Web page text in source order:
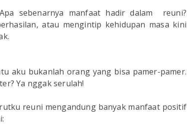
sebenarnya manfaat hadir dalam reuni?
atau mengintip kehidupan masa kini
aku bukanlah orang yang bisa pamer-pamer.
Ya nggak serulah!
reuni mengandung banyak manfaat positif